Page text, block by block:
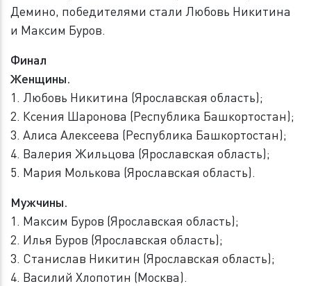
Демино, победителями стали Любовь Никитина
и Максим Буров.
Финал
Женщины.
1. Любовь Никитина (Ярославская область);
2. Ксения Шаронова (Республика Башкортостан);
3. Алиса Алексеева (Республика Башкортостан);
4. Валерия Жильцова (Ярославская область);
5. Мария Молькова (Ярославская область).
Мужчины.
1. Максим Буров (Ярославская область);
2. Илья Буров (Ярославская область);
3. Станислав Никитин (Ярославская область);
4. Василий Хлопотин (Москва).